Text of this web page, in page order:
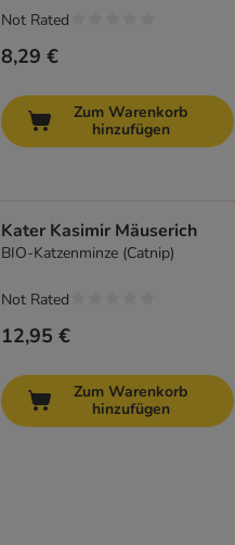
8,29 €
Not Rated
Zum Warenkorb
hinzufügen
Kater Kasimir Mäuserich
BIO-Katzenminze (Catnip)
12,95 €
Not Rated
Zum Warenkorb
hinzufügen